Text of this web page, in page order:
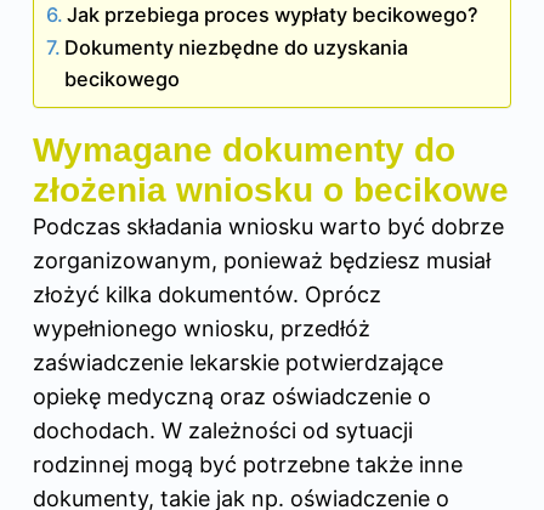
Jak przebiega proces wypłaty becikowego?
Dokumenty niezbędne do uzyskania
becikowego
Wymagane dokumenty do
złożenia wniosku o becikowe
Podczas składania wniosku warto być dobrze
zorganizowanym, ponieważ będziesz musiał
złożyć kilka dokumentów. Oprócz
wypełnionego wniosku, przedłóż
zaświadczenie lekarskie potwierdzające
opiekę medyczną oraz oświadczenie o
dochodach. W zależności od sytuacji
rodzinnej mogą być potrzebne także inne
dokumenty, takie jak np. oświadczenie o